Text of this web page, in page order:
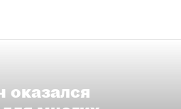
оказался